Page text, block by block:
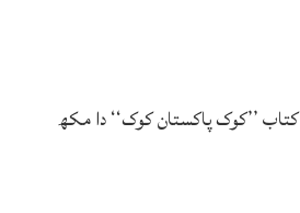
’’کوک پاکستان کوک‘‘ دا مکھ